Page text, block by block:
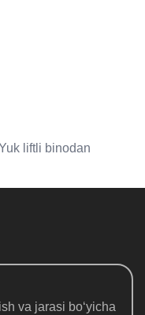
yuk liftli binodan
va jarasi bo‘yicha